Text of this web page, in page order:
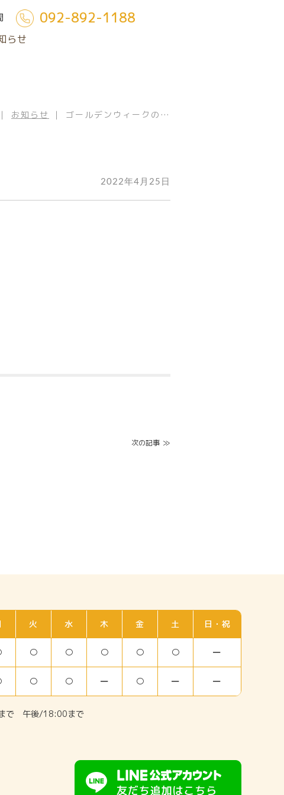
092-892-1188
らせ
｜ お知らせ ｜ ゴールデンウィークの…
2022年4月25日
次の記事 ≫
火 水 木 金 土 日・祝
○ ○ ○ ○ ○ ー
○ ○ ー ○ ー ー
まで 午後/18:00まで